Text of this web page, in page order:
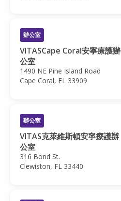
辦公室
VITASCape Coral安寧療護辦
公室
1490 NE Pine Island Road
Cape Coral, FL 33909
辦公室
VITAS克萊維斯頓安寧療護辦
公室
316 Bond St.
Clewiston, FL 33440